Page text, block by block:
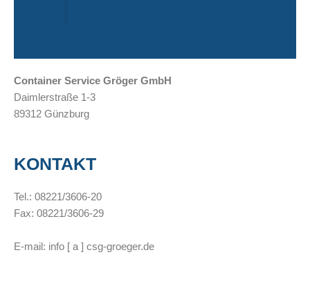
Container Service Gröger GmbH
Daimlerstraße 1-3
89312 Günzburg
KONTAKT
Tel.: 08221/3606-20
Fax: 08221/3606-29
E-mail: info [ a ] csg-groeger.de